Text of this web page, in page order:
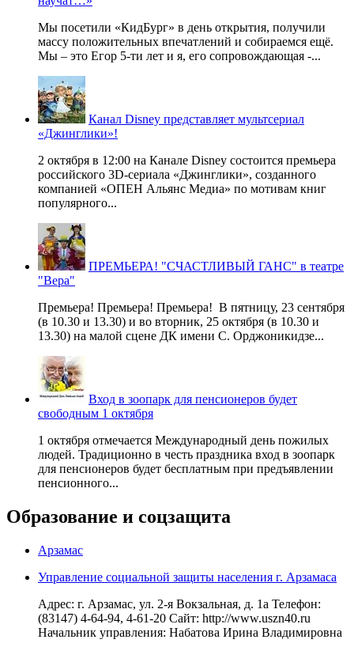
Мы посетили «КидБург» в день открытия, получили
массу положительных впечатлений и собираемся ещё.
Мы – это Егор 5-ти лет и я, его сопровождающая -...
Канал Disney представляет мультсериал
«Джинглики»!
2 октября в 12:00 на Канале Disney состоится премьера
российского 3D-сериала «Джинглики», созданного
компанией «ОПЕН Альянс Медиа» по мотивам книг
популярного...
ПРЕМЬЕРА! "СЧАСТЛИВЫЙ ГАНС" в театре
"Вера"
Премьера! Премьера! Премьера! В пятницу, 23 сентября
(в 10.30 и 13.30) и во вторник, 25 октября (в 10.30 и
13.30) на малой сцене ДК имени С. Орджоникидзе...
Вход в зоопарк для пенсионеров будет
свободным 1 октября
1 октября отмечается Международный день пожилых
людей. Традиционно в честь праздника вход в зоопарк
для пенсионеров будет бесплатным при предъявлении
пенсионного...
Образование и соцзащита
Арзамас
Управление социальной защиты населения г. Арзамаса
Адрес: г. Арзамас, ул. 2-я Вокзальная, д. 1а Телефон:
(83147) 4-64-94, 4-61-20 Сайт: http://www.uszn40.ru
Начальник управления: Набатова Ирина Владимировна